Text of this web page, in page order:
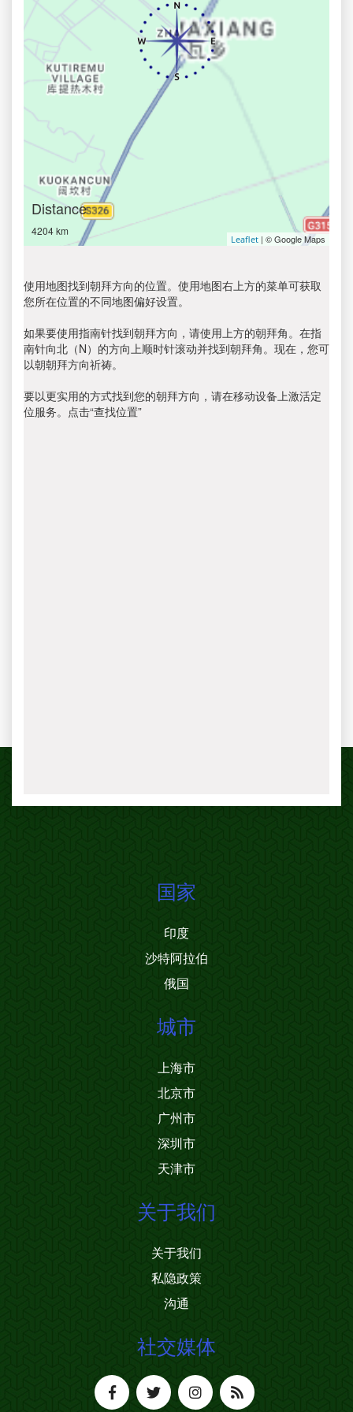
Distance
4204 km
Leaflet | © Google Maps
使用地图找到朝拜方向的位置。使用地图右上方的菜单可获取
您所在位置的不同地图偏好设置。
如果要使用指南针找到朝拜方向，请使用上方的朝拜角。在指
南针向北（N）的方向上顺时针滚动并找到朝拜角。现在，您可
以朝朝拜方向祈祷。
要以更实用的方式找到您的朝拜方向，请在移动设备上激活定
位服务。点击“查找位置”
国家
印度
沙特阿拉伯
俄国
城市
上海市
北京市
广州市
深圳市
天津市
关于我们
关于我们
私隐政策
沟通
社交媒体